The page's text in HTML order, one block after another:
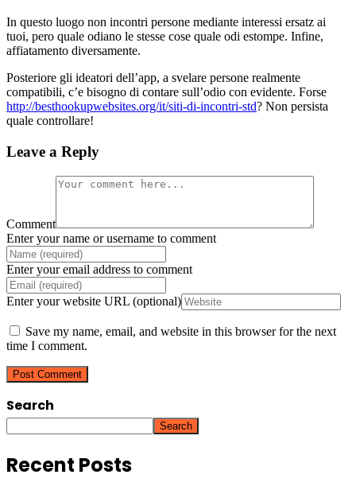
In questo luogo non incontri persone mediante interessi ersatz ai
tuoi, pero quale odiano le stesse cose quale odi estompe. Infine,
affiatamento diversamente.
Posteriore gli ideatori dell’app, a svelare persone realmente
compatibili, c’e bisogno di contare sull’odio con evidente. Forse
http://besthookupwebsites.org/it/siti-di-incontri-std? Non persista
quale controllare!
Leave a Reply
Comment
Enter your name or username to comment
Enter your email address to comment
Enter your website URL (optional)
Save my name, email, and website in this browser for the next
time I comment.
Search
Search
Recent Posts